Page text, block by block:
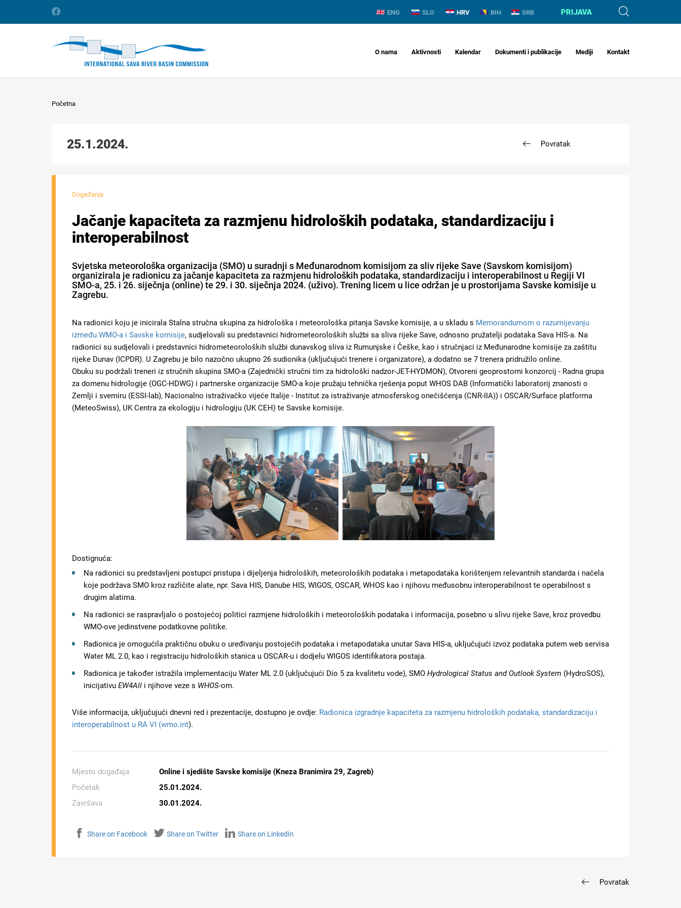
ENG SLO HRV BIH SRB PRIJAVA
O nama Aktivnosti Kalendar Dokumenti i publikacije Mediji Kontakt
Početna
25.1.2024. Povratak
Događanja
Jačanje kapaciteta za razmjenu hidroloških podataka, standardizaciju i
interoperabilnost
Svjetska meteorološka organizacija (SMO) u suradnji s Međunarodnom komisijom za sliv rijeke Save (Savskom komisijom)
organizirala je radionicu za jačanje kapaciteta za razmjenu hidroloških podataka, standardizaciju i interoperabilnost u Regiji VI
SMO-a, 25. i 26. siječnja (online) te 29. i 30. siječnja 2024. (uživo). Trening licem u lice održan je u prostorijama Savske komisije u
Zagrebu.
Na radionici koju je inicirala Stalna stručna skupina za hidrološka i meteorološka pitanja Savske komisije, a u skladu s Memorandumom o razumijevanju
između WMO-a i Savske komisije, sudjelovali su predstavnici hidrometeoroloških službi sa sliva rijeke Save, odnosno pružatelji podataka Sava HIS-a. Na
radionici su sudjelovali i predstavnici hidrometeoroloških službi dunavskog sliva iz Rumunjske i Češke, kao i stručnjaci iz Međunarodne komisije za zaštitu
rijeke Dunav (ICPDR). U Zagrebu je bilo nazočno ukupno 26 sudionika (uključujući trenere i organizatore), a dodatno se 7 trenera pridružilo online.
Obuku su podržali treneri iz stručnih skupina SMO-a (Zajednički stručni tim za hidrološki nadzor-JET-HYDMON), Otvoreni geoprostorni konzorcij - Radna grupa
za domenu hidrologije (OGC-HDWG) i partnerske organizacije SMO-a koje pružaju tehnička rješenja poput WHOS DAB (Informatički laboratorij znanosti o
Zemlji i svemiru (ESSI-lab), Nacionalno istraživačko vijeće Italije - Institut za istraživanje atmosferskog onečišćenja (CNR-IIA)) i OSCAR/Surface platforma
(MeteoSwiss), UK Centra za ekologiju i hidrologiju (UK CEH) te Savske komisije.
Dostignuća:
Na radionici su predstavljeni postupci pristupa i dijeljenja hidroloških, meteoroloških podataka i metapodataka korištenjem relevantnih standarda i načela
koje podržava SMO kroz različite alate, npr. Sava HIS, Danube HIS, WIGOS, OSCAR, WHOS kao i njihovu međusobnu interoperabilnost te operabilnost s
drugim alatima.
Na radionici se raspravljalo o postojećoj politici razmjene hidroloških i meteoroloških podataka i informacija, posebno u slivu rijeke Save, kroz provedbu
WMO-ove jedinstvene podatkovne politike.
Radionica je omogućila praktičnu obuku o uređivanju postojećih podataka i metapodataka unutar Sava HIS-a, uključujući izvoz podataka putem web servisa
Water ML 2.0, kao i registraciju hidroloških stanica u OSCAR-u i dodjelu WIGOS identifikatora postaja.
Radionica je također istražila implementaciju Water ML 2.0 (uključujući Dio 5 za kvalitetu vode), SMO Hydrological Status and Outlook System (HydroSOS),
inicijativu EW4Alli njihove veze s WHOS-om.
Više informacija, uključujući dnevni red i prezentacije, dostupno je ovdje: Radionica izgradnje kapaciteta za razmjenu hidroloških podataka, standardizaciju i
interoperabilnost u RA VI (wmo.int).
Mjesto događaja
Online i sjedište Savske komisije (Kneza Branimira 29, Zagreb)
Početak
25.01.2024.
Završava
30.01.2024.
Share on Facebook Share on Twitter Share on LinkedIn
Povratak